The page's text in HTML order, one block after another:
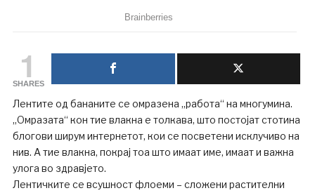
1
SHARES
Лентите од бананите се омразена „работа“ на многумина.
„Омразата“ кон тие влакна е толкава, што постојат стотина
блогови ширум интернетот, кои се посветени исклучиво на
нив. А тие влакна, покрај тоа што имаат име, имаат и важна
улога во здравјето.
Лентичките се всушност флоеми – сложени растителни